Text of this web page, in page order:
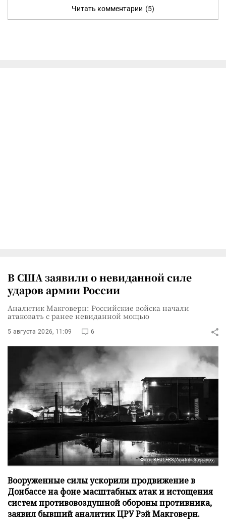
Читать комментарии (5)
В США заявили о невиданной силе
ударов армии России
Аналитик Макговерн: Российские войска начали
атаковать с ранее невиданной мощью
5 августа 2026, 11:09 6
Фото: REUTERS/Anatolii Stepanov
Вооруженные силы ускорили продвижение в
Донбассе на фоне масштабных атак и истощения
систем противовоздушной обороны противника,
заявил бывший аналитик ЦРУ Рэй Макговерн.